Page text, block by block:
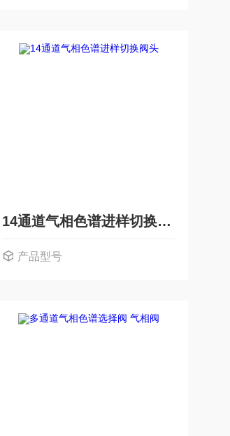
14通道气相色谱进样切换阀头
产品型号